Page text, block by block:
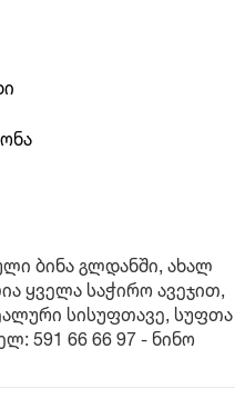
ბინა გლდანში, ახალ
ყველა საჭირო ავეჯით,
სისუფთავე, სუფთა
591 66 66 97 - ნინო